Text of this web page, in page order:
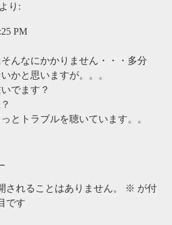
より:
PM
んなにかかりません・・・多分
かと思いますが。。。
でます？
とトラブルを聴いています。。
されることはありません。 ※ が付
です